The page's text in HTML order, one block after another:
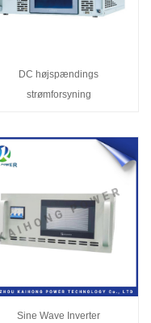
DC højspændings
strømforsyning
Sine Wave Inverter